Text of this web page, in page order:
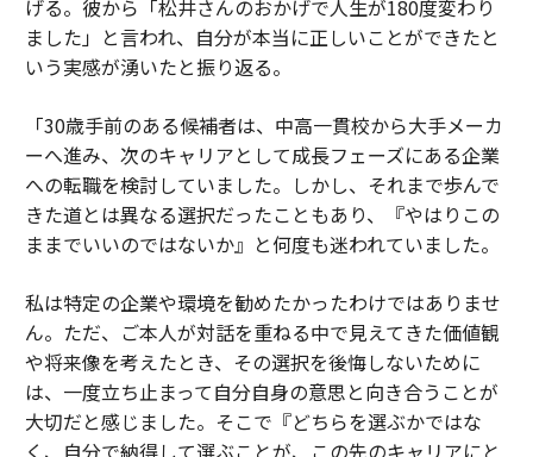
げる。彼から「松井さんのおかげで人生が180度変わり
ました」と言われ、自分が本当に正しいことができたと
いう実感が湧いたと振り返る。
「30歳手前のある候補者は、中高一貫校から大手メーカ
ーへ進み、次のキャリアとして成長フェーズにある企業
への転職を検討していました。しかし、それまで歩んで
きた道とは異なる選択だったこともあり、『やはりこの
ままでいいのではないか』と何度も迷われていました。
私は特定の企業や環境を勧めたかったわけではありませ
ん。ただ、ご本人が対話を重ねる中で見えてきた価値観
や将来像を考えたとき、その選択を後悔しないために
は、一度立ち止まって自分自身の意思と向き合うことが
大切だと感じました。そこで『どちらを選ぶかではな
く、自分で納得して選ぶことが、この先のキャリアにと